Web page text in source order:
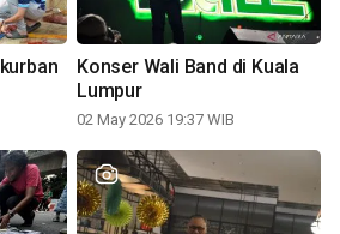
Konser Wali Band di Kuala
Lumpur
02 May 2026 19:37 WIB